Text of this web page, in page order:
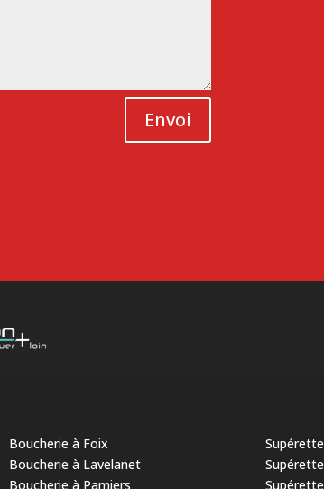
Envoi
Boucherie à Foix
Boucherie à Lavelanet
Boucherie à Pamiers